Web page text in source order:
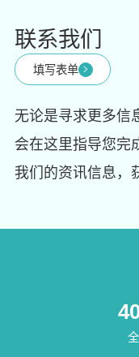
联系我们
填写表单
无论是寻求更多信
会在这里指导您完
我们的资讯信息，